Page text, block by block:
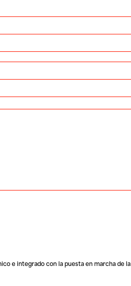
e integrado con la puesta en marcha de la